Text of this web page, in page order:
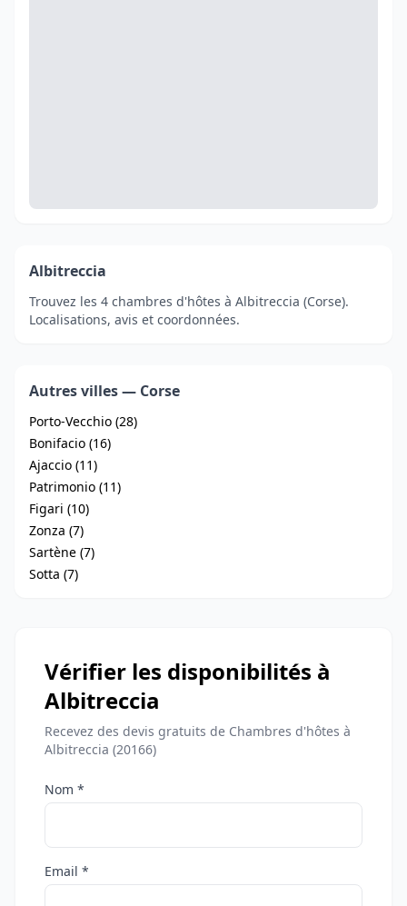
Albitreccia
Trouvez les 4 chambres d'hôtes à Albitreccia (Corse).
Localisations, avis et coordonnées.
Autres villes — Corse
Porto-Vecchio (28)
Bonifacio (16)
Ajaccio (11)
Patrimonio (11)
Figari (10)
Zonza (7)
Sartène (7)
Sotta (7)
Vérifier les disponibilités à
Albitreccia
Recevez des devis gratuits de Chambres d'hôtes à
Albitreccia (20166)
Nom *
Email *